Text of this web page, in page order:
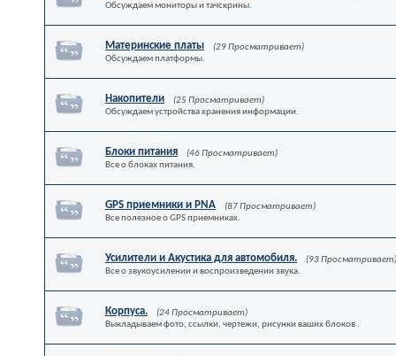
Обсуждаем мониторы и тачскрины.
Материнские платы
(29 Просматривает)
Обсуждаем платформы.
Накопители
(25 Просматривает)
Обсуждаем устройства хранения информации.
Блоки питания
(46 Просматривает)
Все о блоках питания.
GPS приемники и PNA
(87 Просматривает)
Все полезное о GPS приемниках.
Усилители и Акустика для автомобиля.
(93 Просматривает)
Все о звукоусилении и воспроизведении звука.
Корпуса.
(24 Просматривает)
Выкладываем фото, ссылки, чертежи, рисунки ваших блоков .